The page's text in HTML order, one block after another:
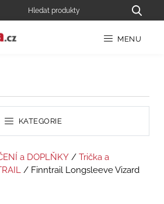
MENU
KATEGORIE
a DOPLŇKY / Trička a
/ Finntrail Longsleeve Vizard